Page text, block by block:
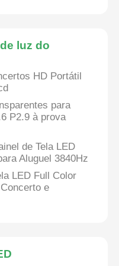
luz do
HD Portátil
para
P2.9 à prova
de Tela LED
Aluguel 3840Hz
LED Full Color
e